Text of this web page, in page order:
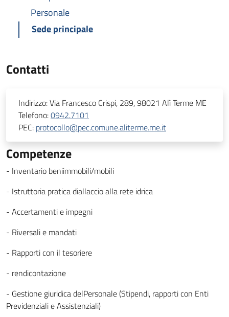
Personale
Sede principale
Contatti
Indirizzo:Via Francesco Crispi, 289, 98021 Alì Terme ME
Telefono:0942.7101
PEC: protocollo@pec.comune.aliterme.me.it
Competenze
- Inventario beniimmobili/mobili
- Istruttoria pratica diallaccio alla rete idrica
- Accertamenti e impegni
- Riversali e mandati
- Rapporti con il tesoriere
- rendicontazione
- Gestione giuridica delPersonale (Stipendi, rapporti con Enti
Previdenziali e Assistenziali)